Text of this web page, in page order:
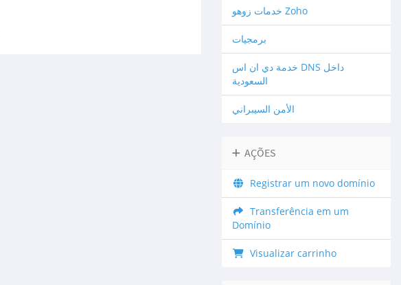
خدمات زوهو Zoho
برمجيات
خدمة دي ان اس DNS داخل
السعودية
الأمن السيبراني
AÇÕES
Registrar um novo domínio
Transferência em um
Domínio
Visualizar carrinho